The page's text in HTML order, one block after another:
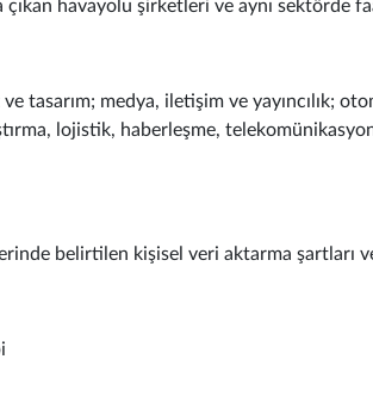
havayolu şirketleri ve aynı sektörde
medya, iletişim ve yayıncılık;
lojistik, haberleşme,
belirtilen kişisel veri aktarma şartları